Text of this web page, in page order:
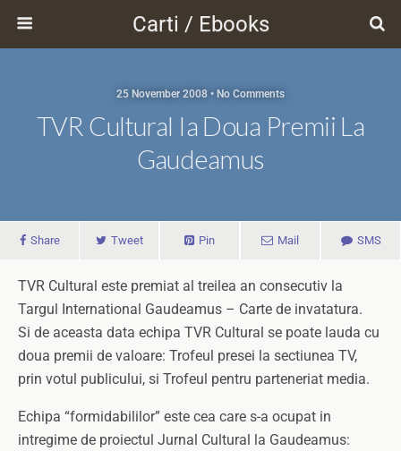
Carti / Ebooks
25 November 2008 • No Comments
TVR Cultural Ia Doua Premii La
Gaudeamus
Share Tweet Pin Mail SMS
TVR Cultural este premiat al treilea an consecutiv la
Targul International Gaudeamus – Carte de invatatura.
Si de aceasta data echipa TVR Cultural se poate lauda cu
doua premii de valoare: Trofeul presei la sectiunea TV,
prin votul publicului, si Trofeul pentru parteneriat media.
Echipa “formidabililor” este cea care s-a ocupat in
intregime de proiectul Jurnal Cultural la Gaudeamus: